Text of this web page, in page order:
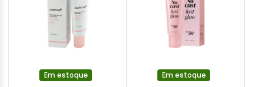
Em estoque Em estoque